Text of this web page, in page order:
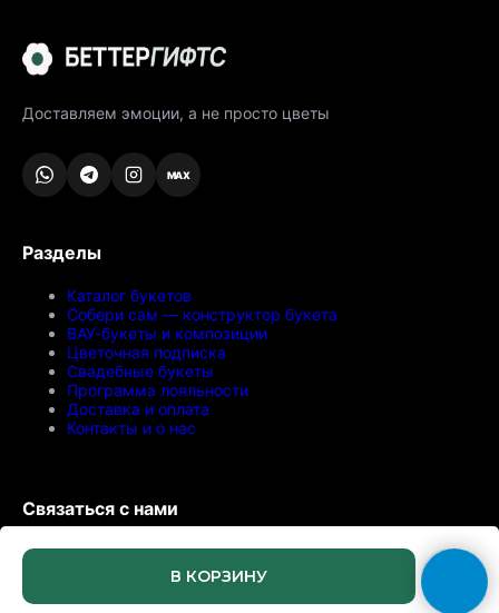
В КОРЗИНУ
Доставляем эмоции, а не просто цветы
MAX
Разделы
Каталог букетов
Собери сам — конструктор букета
ВАУ-букеты и композиции
Цветочная подписка
Свадебные букеты
Программа лояльности
Доставка и оплата
Контакты и о нас
Связаться с нами
Москва, Ткацкая 46
Самовывоз по предварительному заказу
Ежедневно с 08:00 до 21:00